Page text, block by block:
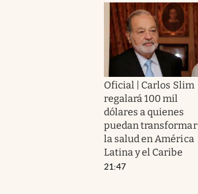
Oficial | Carlos Slim
regalará 100 mil
dólares a quienes
puedan transformar
la salud en América
Latina y el Caribe
21:47